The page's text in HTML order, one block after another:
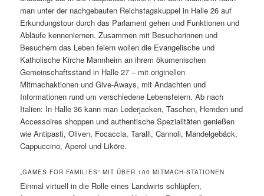
man unter der nachgebauten Reichstagskuppel in Halle 26 auf
Erkundungstour durch das Parlament gehen und Funktionen und
Abläufe kennenlernen. Zusammen mit Besucherinnen und
Besuchern das Leben feiern wollen die Evangelische und
Katholische Kirche Mannheim an ihrem ökumenischen
Gemeinschaftsstand in Halle 27 – mit originellen
Mitmachaktionen und Give-Aways, mit Andachten und
Informationen rund um verschiedene Lebensfeiern. Ab nach
Italien: In Halle 36 kann man Lederjacken, Taschen, Hemden und
Accessoires shoppen und authentische Spezialitäten genießen
wie Antipasti, Oliven, Focaccia, Taralli, Cannoli, Mandelgebäck,
Cappuccino, Aperol und Liköre.
„GAMES FOR FAMILIES“ MIT ÜBER 100 MITMACH-STATIONEN
Einmal virtuell in die Rolle eines Landwirts schlüpfen,